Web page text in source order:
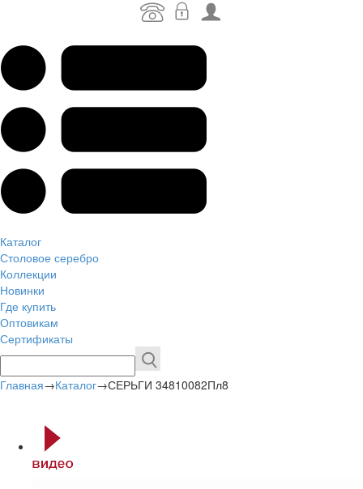
Каталог
Столовое серебро
Коллекции
Новинки
Где купить
Оптовикам
Сертификаты
Главная→Каталог→СЕРЬГИ 34810082Пл8